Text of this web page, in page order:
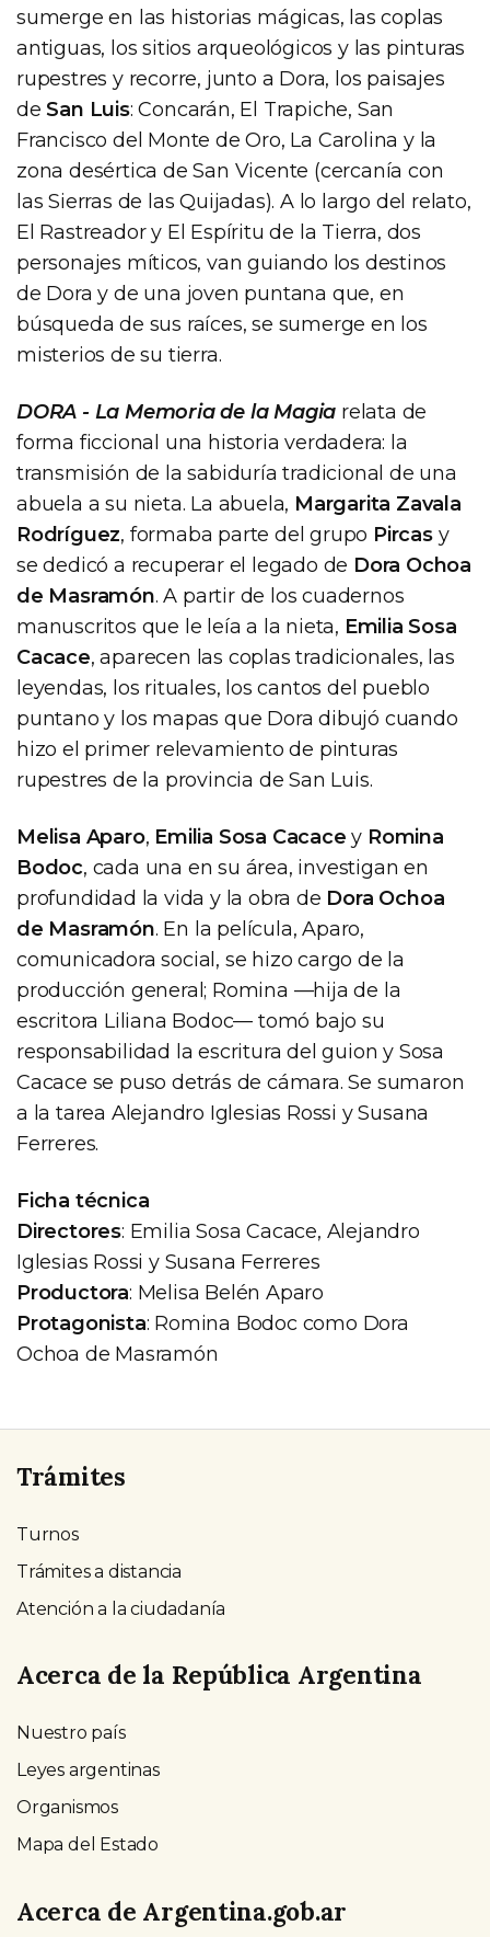
sumerge en las historias mágicas, las coplas
antiguas, los sitios arqueológicos y las pinturas
rupestres y recorre, junto a Dora, los paisajes
deSan Luis: Concarán, El Trapiche, San
Francisco del Monte de Oro, La Carolina y la
zona desértica de San Vicente (cercanía con
las Sierras de las Quijadas). A lo largo del relato,
El Rastreador y El Espíritu de la Tierra, dos
personajes míticos, van guiando los destinos
de Dora y de una joven puntana que, en
búsqueda de sus raíces, se sumerge en los
misterios de su tierra.
DORA - La Memoria de la Magia relata de
forma ficcional una historia verdadera: la
transmisión de la sabiduría tradicional de una
abuela a su nieta. La abuela, Margarita Zavala
Rodríguez, formaba parte del grupo Pircasy
se dedicó a recuperar el legado de Dora Ochoa
de Masramón. A partir de los cuadernos
manuscritos que le leía a la nieta, Emilia Sosa
Cacace, aparecen las coplas tradicionales, las
leyendas, los rituales, los cantos del pueblo
puntano y los mapas que Dora dibujó cuando
hizo el primer relevamiento de pinturas
rupestres de la provincia de San Luis.
Melisa Aparo, Emilia Sosa Cacace y Romina
Bodoc, cada una en su área, investigan en
profundidad la vida y la obra de Dora Ochoa
de Masramón. En la película, Aparo,
comunicadora social, se hizo cargo de la
producción general; Romina —hija de la
escritora Liliana Bodoc— tomó bajo su
responsabilidad la escritura del guion y Sosa
Cacace se puso detrás de cámara. Se sumaron
a la tarea Alejandro Iglesias Rossi y Susana
Ferreres.
Ficha técnica
Directores: Emilia Sosa Cacace, Alejandro
Iglesias Rossi y Susana Ferreres
Productora: Melisa Belén Aparo
Protagonista: Romina Bodoc como Dora
Ochoa de Masramón
Trámites
Turnos
Trámites a distancia
Atención a la ciudadanía
Acerca de la República Argentina
Nuestro país
Leyes argentinas
Organismos
Mapa del Estado
Acerca de Argentina.gob.ar